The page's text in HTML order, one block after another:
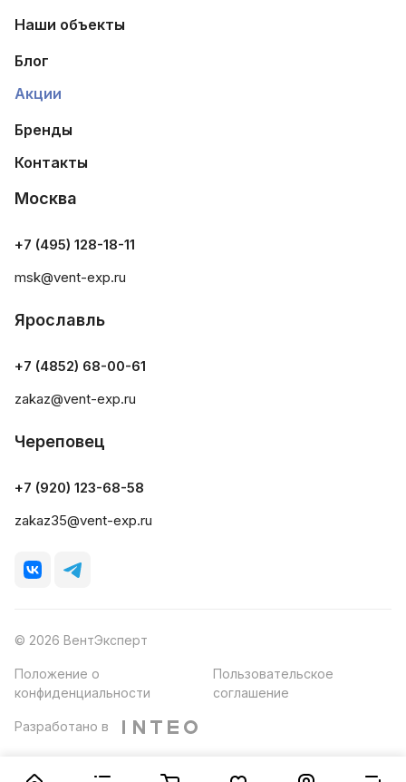
Наши объекты
Блог
Акции
Бренды
Контакты
Москва
+7 (495) 128-18-11
msk@vent-exp.ru
Ярославль
+7 (4852) 68-00-61
zakaz@vent-exp.ru
Череповец
+7 (920) 123-68-58
zakaz35@vent-exp.ru
© 2026 ВентЭксперт
Положение о
конфиденциальности
Пользовательское
соглашение
Разработано в